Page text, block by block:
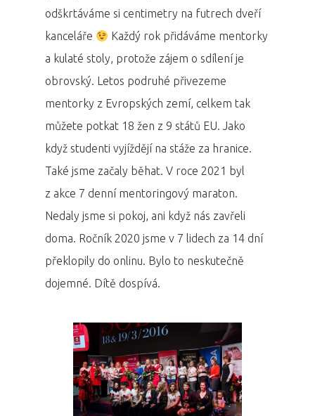
odškrtáváme si centimetry na futrech dveří
kanceláře
Každý rok přidáváme mentorky
a kulaté stoly, protože zájem o sdílení je
obrovský. Letos podruhé přivezeme
mentorky z Evropských zemí, celkem tak
můžete potkat 18 žen z 9 států EU. Jako
když studenti vyjíždějí na stáže za hranice.
Také jsme začaly běhat. V roce 2021 byl
z akce 7 denní mentoringový maraton.
Nedaly jsme si pokoj, ani když nás zavřeli
doma. Ročník 2020 jsme v 7 lidech za 14 dní
překlopily do onlinu. Bylo to neskutečně
dojemné. Dítě dospívá.